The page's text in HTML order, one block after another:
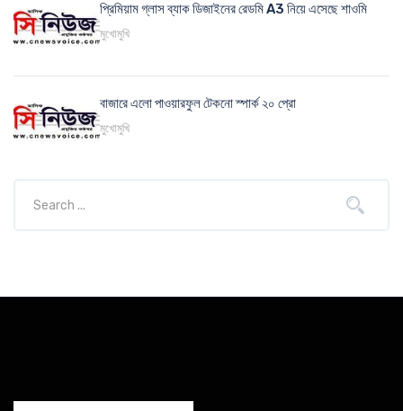
প্রিমিয়াম গ্লাস ব্যাক ডিজাইনের রেডমি A3 নিয়ে এসেছে শাওমি
মুখোমুখি
বাজারে এলো পাওয়ারফুল টেকনো স্পার্ক ২০ প্রো
মুখোমুখি